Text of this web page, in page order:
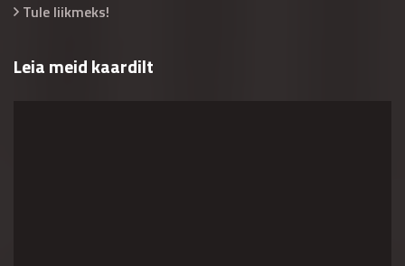
Tule liikmeks!
Leia meid kaardilt